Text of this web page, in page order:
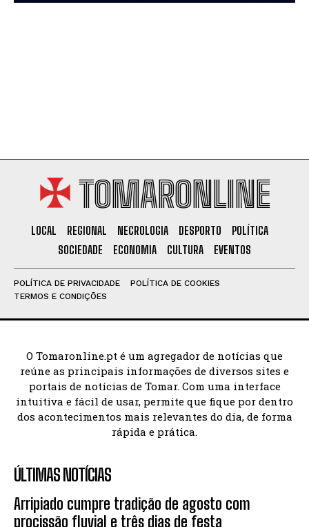
TOMARONLINE
LOCAL REGIONAL NECROLOGIA DESPORTO
POLÍTICA
SOCIEDADE
ECONOMIA CULTURA EVENTOS
POLÍTICA DE PRIVACIDADE
POLÍTICA DE COOKIES
TERMOS E CONDIÇÕES
O Tomaronline.pt é um agregador de notícias que
reúne as principais informações de diversos sites e
portais de notícias de Tomar. Com uma interface
intuitiva e fácil de usar, permite que fique por dentro
dos acontecimentos mais relevantes do dia, de forma
rápida e prática.
ÚLTIMAS NOTÍCIAS
Arripiado cumpre tradição de agosto com
procissão fluvial e três dias de festa